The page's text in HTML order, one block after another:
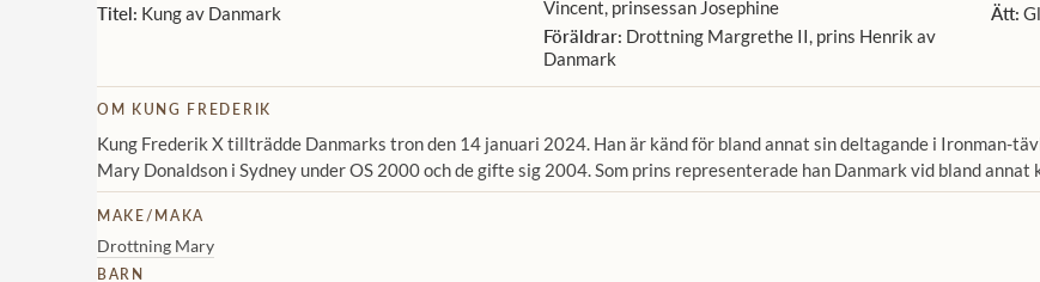
Titel: Kung av Danmark
Vincent, prinsessan Josephine
Föräldrar: Drottning Margrethe II, prins Henrik av
Danmark
Ätt:
OM KUNG FREDERIK
Kung Frederik X tillträdde Danmarks tron den 14 januari 2024. Han är känd för bland annat sin deltagande i Ironman-
Mary Donaldson i Sydney under OS 2000 och de gifte sig 2004. Som prins representerade han Danmark vid bland
MAKE/MAKA
Drottning Mary
BARN